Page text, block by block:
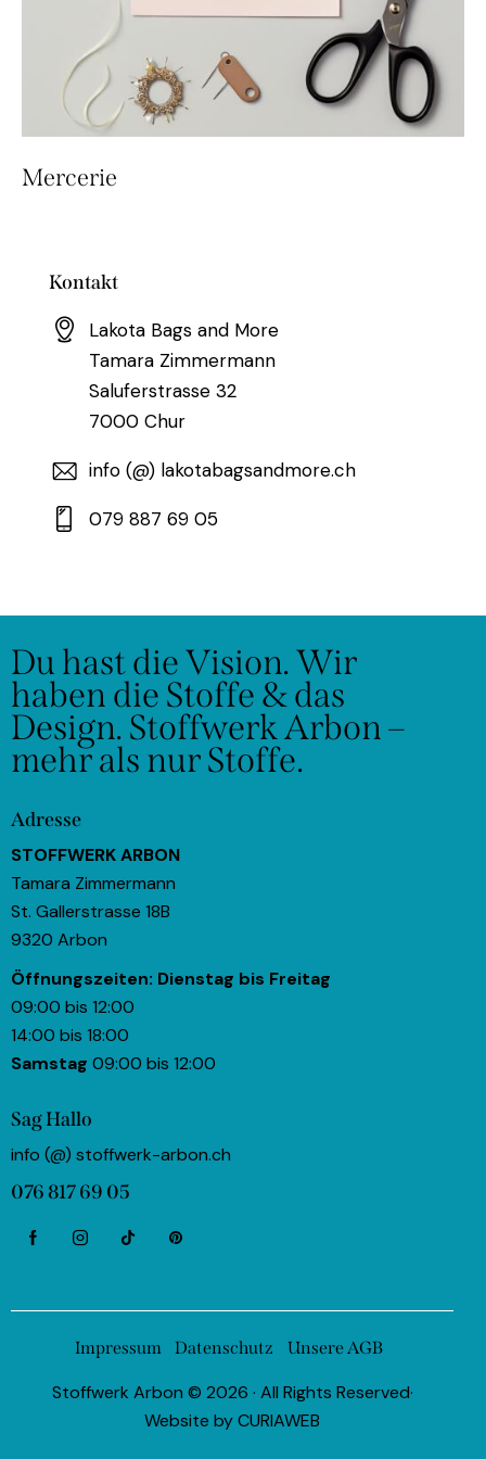
Mercerie
Kontakt
Lakota Bags and More
Tamara Zimmermann
Saluferstrasse 32
7000 Chur
info (@) lakotabagsandmore.ch
079 887 69 05
Du hast die Vision.Wir
haben die Stoffe & das
Design. Stoffwerk Arbon –
mehr als nur Stoffe.
Adresse
STOFFWERK ARBON
Tamara Zimmermann
St. Gallerstrasse 18B
9320 Arbon
Öffnungszeiten: Dienstag bis Freitag
09:00 bis 12:00
14:00 bis 18:00
Samstag 09:00 bis 12:00
Sag Hallo
info (@) stoffwerk-arbon.ch
076 817 69 05
Impressum Datenschutz Unsere AGB
Stoffwerk Arbon © 2026 · All Rights Reserved·
Website byCURIAWEB